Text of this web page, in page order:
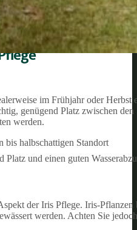
auf Krankheiten und
Sie sicherstellen, dass Ihre
im Frühjahr oder
genügend Platz zwischen
werden.
bis halbschattigen Standort
Platz und einen guten
der Iris Pflege. Iris-
werden. Achten Sie